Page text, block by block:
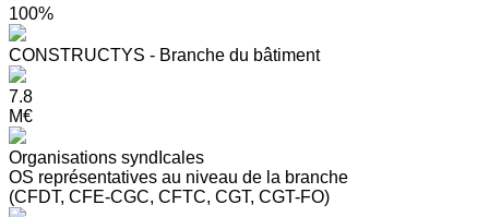
100%
CONSTRUCTYS - Branche du bâtiment
7.8
M€
Organisations syndIcales
OS représentatives au niveau de la branche
(CFDT, CFE-CGC, CFTC, CGT, CGT-FO)